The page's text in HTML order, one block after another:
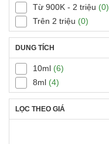
Từ 900K - 2 triệu (0)
Trên 2 triệu (0)
DUNG TÍCH
10ml (6)
8ml (4)
LỌC THEO GIÁ